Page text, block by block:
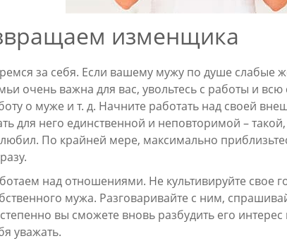
изменщика
за себя. Если вашему мужу по душе слабые
очень важна для вас, увольтесь с работы и
о муже и т. д. Начните работать над своей
для него единственной и неповторимой –
По крайней мере, максимально
над отношениями. Не культивируйте свое
мужа. Разговаривайте с ним,
вы сможете вновь разбудить его интерес
уважать.